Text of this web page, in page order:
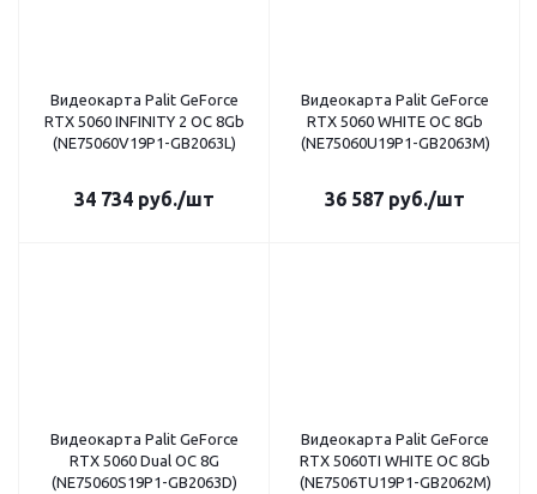
Видеокарта Palit GeForce
RTX 5060 INFINITY 2 OC 8Gb
(NE75060V19P1-GB2063L)
34 734 руб./шт
Видеокарта Palit GeForce
RTX 5060 WHITE OC 8Gb
(NE75060U19P1-GB2063M)
36 587 руб./шт
Видеокарта Palit GeForce
RTX 5060 Dual OC 8G
(NE75060S19P1-GB2063D)
Видеокарта Palit GeForce
RTX 5060TI WHITE OC 8Gb
(NE7506TU19P1-GB2062M)